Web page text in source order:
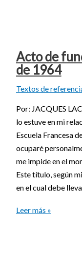
Acto de
de 1964
Textos de
Por: JACQUES
lo estuve en mi
Escuela Francesa
ocuparé
me impide en el
Este título, según
en el cual debe
Leer más »